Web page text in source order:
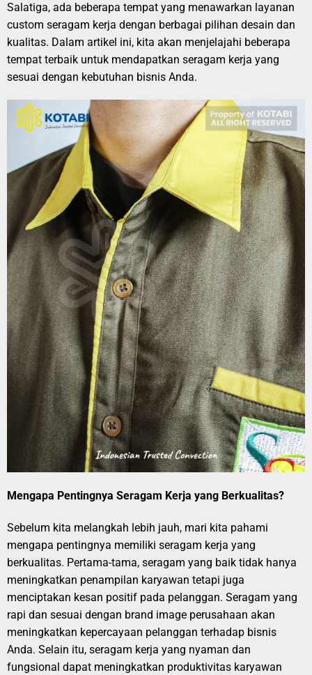
Salatiga, ada beberapa tempat yang menawarkan layanan
custom seragam kerja dengan berbagai pilihan desain dan
kualitas. Dalam artikel ini, kita akan menjelajahi beberapa
tempat terbaik untuk mendapatkan seragam kerja yang
sesuai dengan kebutuhan bisnis Anda.
Mengapa Pentingnya Seragam Kerja yang Berkualitas?
Sebelum kita melangkah lebih jauh, mari kita pahami
mengapa pentingnya memiliki seragam kerja yang
berkualitas. Pertama-tama, seragam yang baik tidak hanya
meningkatkan penampilan karyawan tetapi juga
menciptakan kesan positif pada pelanggan. Seragam yang
rapi dan sesuai dengan brand image perusahaan akan
meningkatkan kepercayaan pelanggan terhadap bisnis
Anda. Selain itu, seragam kerja yang nyaman dan
fungsional dapat meningkatkan produktivitas karyawan